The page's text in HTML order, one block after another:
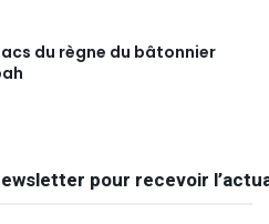
du règne du bâtonnier
pour recevoir